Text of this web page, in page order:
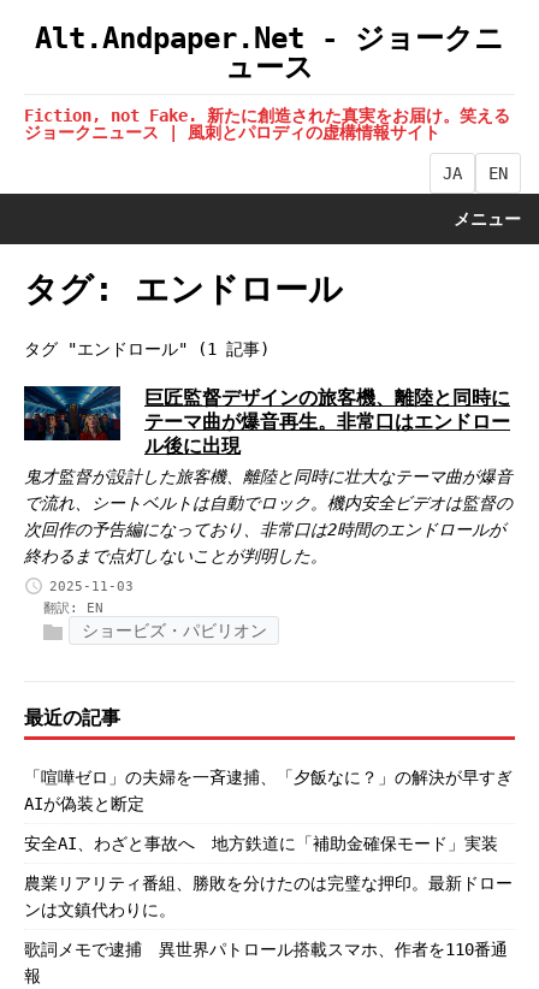
Alt.Andpaper.Net - ジョークニ
ュース
Fiction, not Fake. 新たに創造された真実をお届け。笑える
ジョークニュース | 風刺とパロディの虚構情報サイト
JA EN
メニュー
タグ: エンドロール
タグ "エンドロール" (1 記事)
巨匠監督デザインの旅客機、離陸と同時に
テーマ曲が爆音再生。非常口はエンドロー
ル後に出現
鬼才監督が設計した旅客機、離陸と同時に壮大なテーマ曲が爆音
で流れ、シートベルトは自動でロック。機内安全ビデオは監督の
次回作の予告編になっており、非常口は2時間のエンドロールが
終わるまで点灯しないことが判明した。
2025-11-03
翻訳: EN
ショービズ・パビリオン
最近の記事
「喧嘩ゼロ」の夫婦を一斉逮捕、「夕飯なに？」の解決が早すぎ
AIが偽装と断定
安全AI、わざと事故へ 地方鉄道に「補助金確保モード」実装
農業リアリティ番組、勝敗を分けたのは完璧な押印。最新ドロー
ンは文鎮代わりに。
歌詞メモで逮捕 異世界パトロール搭載スマホ、作者を110番通
報